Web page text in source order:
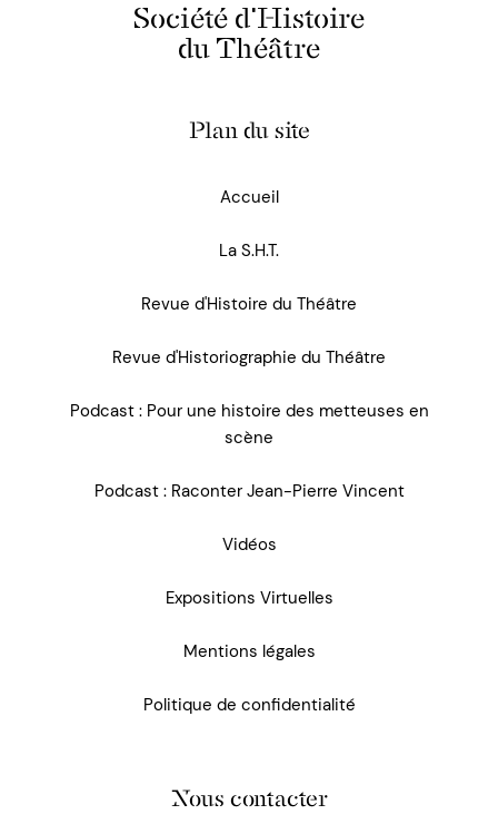
Société d'Histoire
du Théâtre
Plan du site
Accueil
La S.H.T.
Revue d'Histoire du Théâtre
Revue d'Historiographie du Théâtre
Podcast : Pour une histoire des metteuses en
scène
Podcast : Raconter Jean-Pierre Vincent
Vidéos
Expositions Virtuelles
Mentions légales
Politique de confidentialité
Nous contacter